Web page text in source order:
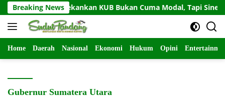
Langsung
ke
konten
Breaking News
Tekankan KUB Bukan Cuma Modal, Tapi Sinergi IT dan
Home Daerah Nasional Ekonomi Hukum Opini
Gubernur Sumatera Utara